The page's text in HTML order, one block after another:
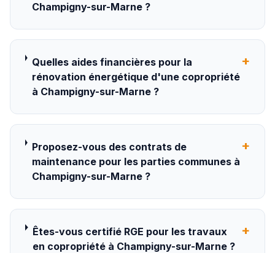
Champigny-sur-Marne ?
Quelles aides financières pour la
rénovation énergétique d'une copropriété
à Champigny-sur-Marne ?
+
Proposez-vous des contrats de
maintenance pour les parties communes à
Champigny-sur-Marne ?
+
Êtes-vous certifié RGE pour les travaux
en copropriété à Champigny-sur-Marne ?
+